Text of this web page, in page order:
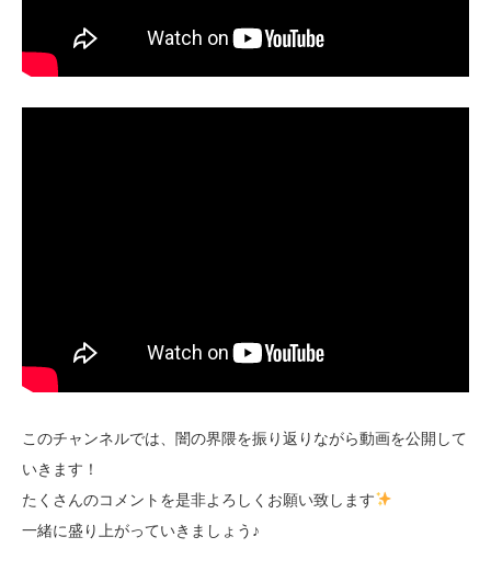
このチャンネルでは、闇の界隈を振り返りながら動画を公開して
いきます！
たくさんのコメントを是非よろしくお願い致します
一緒に盛り上がっていきましょう♪